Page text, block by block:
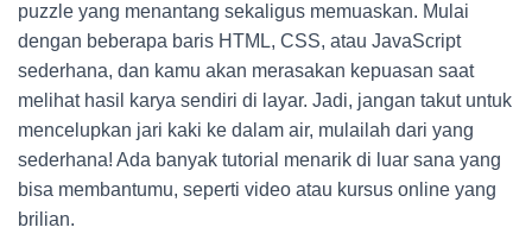
puzzle yang menantang sekaligus memuaskan. Mulai
dengan beberapa baris HTML, CSS, atau JavaScript
sederhana, dan kamu akan merasakan kepuasan saat
melihat hasil karya sendiri di layar. Jadi, jangan takut untuk
mencelupkan jari kaki ke dalam air, mulailah dari yang
sederhana! Ada banyak tutorial menarik di luar sana yang
bisa membantumu, seperti video atau kursus online yang
brilian.